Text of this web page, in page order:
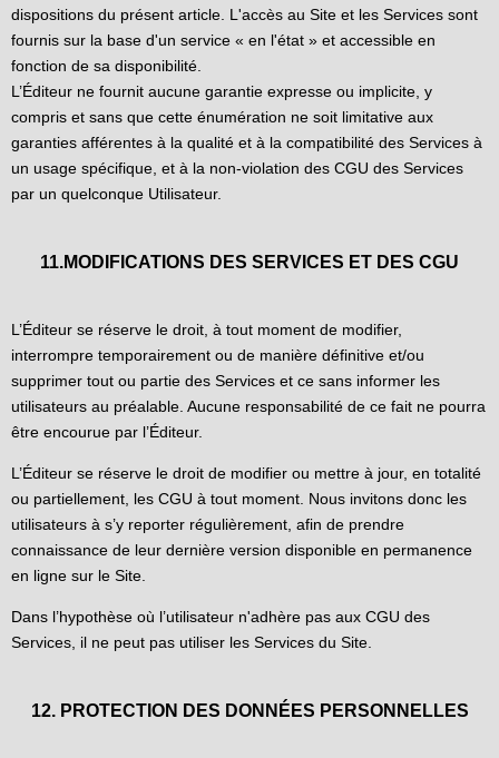
dispositions du présent article. L'accès au Site et les Services sont
fournis sur la base d'un service « en l'état » et accessible en
fonction de sa disponibilité.
L’Éditeur ne fournit aucune garantie expresse ou implicite, y
compris et sans que cette énumération ne soit limitative aux
garanties afférentes à la qualité et à la compatibilité des Services à
un usage spécifique, et à la non-violation des CGU des Services
par un quelconque Utilisateur.
11.MODIFICATIONS DES SERVICES ET DES CGU
L’Éditeur se réserve le droit, à tout moment de modifier,
interrompre temporairement ou de manière définitive et/ou
supprimer tout ou partie des Services et ce sans informer les
utilisateurs au préalable. Aucune responsabilité de ce fait ne pourra
être encourue par l’Éditeur.
L’Éditeur se réserve le droit de modifier ou mettre à jour, en totalité
ou partiellement, les CGU à tout moment. Nous invitons donc les
utilisateurs à s’y reporter régulièrement, afin de prendre
connaissance de leur dernière version disponible en permanence
en ligne sur le Site.
Dans l’hypothèse où l’utilisateur n'adhère pas aux CGU des
Services, il ne peut pas utiliser les Services du Site.
12. PROTECTION DES DONNÉES PERSONNELLES